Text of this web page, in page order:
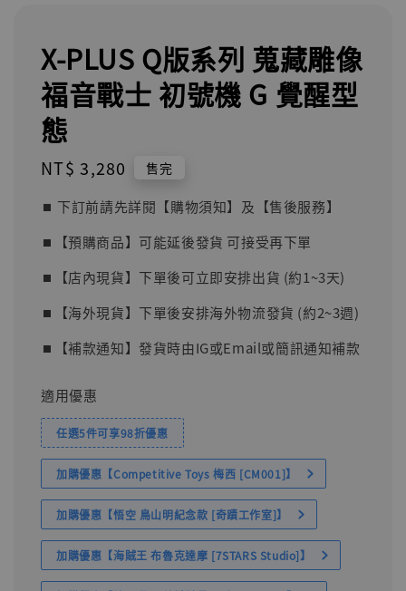
X-PLUS Q版系列 蒐藏雕像
福音戰士 初號機 G 覺醒型
態
Regular
NT$ 3,280 售完
⏹︎ 下訂前請先詳閱【購物須知】及【售後服務】
⏹︎【預購商品】可能延後發貨 可接受再下單
⏹︎【店內現貨】下單後可立即安排出貨 (約1~3天)
⏹︎【海外現貨】下單後安排海外物流發貨 (約2~3週)
⏹︎【補款通知】發貨時由IG或Email或簡訊通知補款
適用優惠
任選5件可享98折優惠
加購優惠【Competitive Toys 梅西 [CM001]】
加購優惠【悟空 鳥山明紀念款 [奇蹟工作室]】
加購優惠【海賊王 布魯克達摩 [7STARS Studio]】